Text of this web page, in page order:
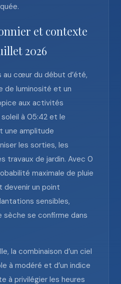
et contexte
2026
au cœur du début d’été,
de luminosité et un
aux activités
à 05:42 et le
une amplitude
les sorties, les
travaux de jardin. Avec 0
maximale de pluie
devenir un point
sensibles,
sèche se confirme dans
la combinaison d’un ciel
à modéré et d’un indice
à privilégier les heures